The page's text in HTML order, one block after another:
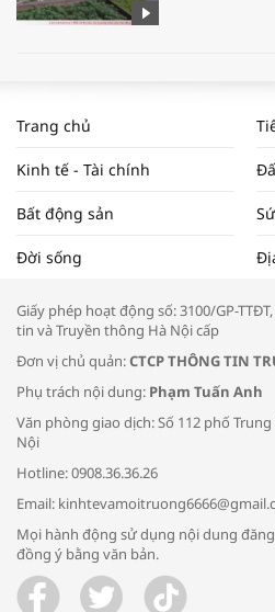
NAM NĂM
ĐẬP THỊ
Tọa đàm
Bác sĩ tư
đường hô
Trao yêu
Trang chủ
Kinh tế - Tài chính
Bất động sản
Đời sống
Giấy phép hoạt động số: 3100/GP-
tin và Truyền thông Hà Nội cấp
Đơn vị chủ quản:CTCP THÔNG TIN
Phụ trách nội dung: Phạm Tuấn Anh
Văn phòng giao dịch: Số 112 phố Trung
Nội
Hotline: 0908.36.36.26
Email:
Mọi hành động sử dụng nội dung
đồng ý bằng văn bản.